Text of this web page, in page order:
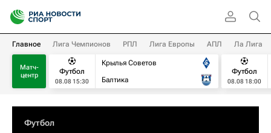
Главное Лига Чемпионов РПЛ Лига Европы АПЛ Ла Лига
Матч-
центр
Футбол
08.08 15:30
Крылья Советов
Балтика
Футбол
08.08 18:00
Футбол